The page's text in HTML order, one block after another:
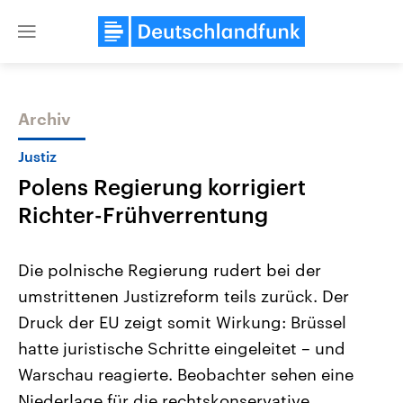
Close
Themen
Landtagswahl Sachsen-Anhalt
2026
Alle Informationen
Sachsen-Anhalt wählt am 6.
September 2026 einen neuen
Landtag. Seit 2021 wird das
Bundesland von einer Koalition aus
USA
Aktuelle Beiträge,
Hintergründe
Wirtschaftlich und
gehören die Vereinigten
den mächtigsten Ländern
mit großem Einfluss auf
Archiv
Justiz
Polens Regierung korrigiert
Richter-Frühverrentung
Die polnische Regierung rudert bei der
umstrittenen Justizreform teils zurück. Der
Druck der EU zeigt somit Wirkung: Brüssel
hatte juristische Schritte eingeleitet – und
Warschau reagierte. Beobachter sehen eine